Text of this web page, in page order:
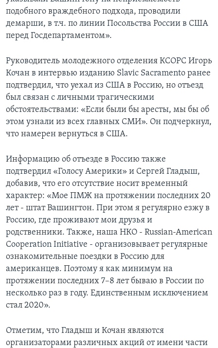
подобного враждебного подхода, проводили
демарши, в т.ч. по линии Посольства России в США
перед Госдепартаментом».
Руководитель молодежного отделения КСОРС Игорь
Кочан в интервью изданию Slavic Sacramento ранее
подтвердил, что уехал из США в Россию, но отъезд
был связан с личными трагическими
обстоятельствами: «Если были бы аресты, мы бы об
этом узнали из всех главных СМИ». Он подчеркнул,
что намерен вернуться в США.
Информацию об отъезде в Россию также
подтвердил «Голосу Америки» и Сергей Гладыш,
добавив, что его отсутствие носит временный
характер: «Мое ПМЖ на протяжении последних 20
лет - штат Вашингтон. При этом я регулярно езжу в
Россию, где проживают мои друзья и
родственники. Также, наша НКО - Russian-American
Cooperation Initiative - организовывает регулярные
ознакомительные поездки в Россию для
американцев. Поэтому я как минимум на
протяжении последних 7–8 лет бываю в России по
несколько раз в году. Единственным исключением
стал 2020».
Отметим, что Гладыш и Кочан являются
организаторами различных акций от имени части